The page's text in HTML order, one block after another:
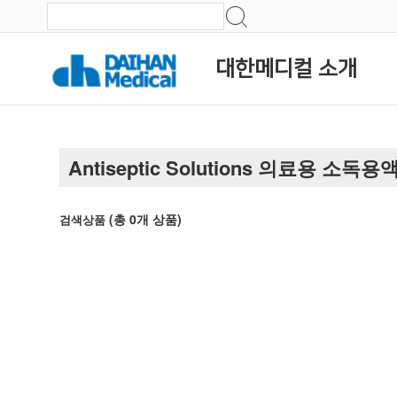
대한메디컬 소개
Antiseptic Solutions 의료용 소독용
검색상품 (총0개 상품)